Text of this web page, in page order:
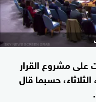
مشروع القرار
حسبما قال